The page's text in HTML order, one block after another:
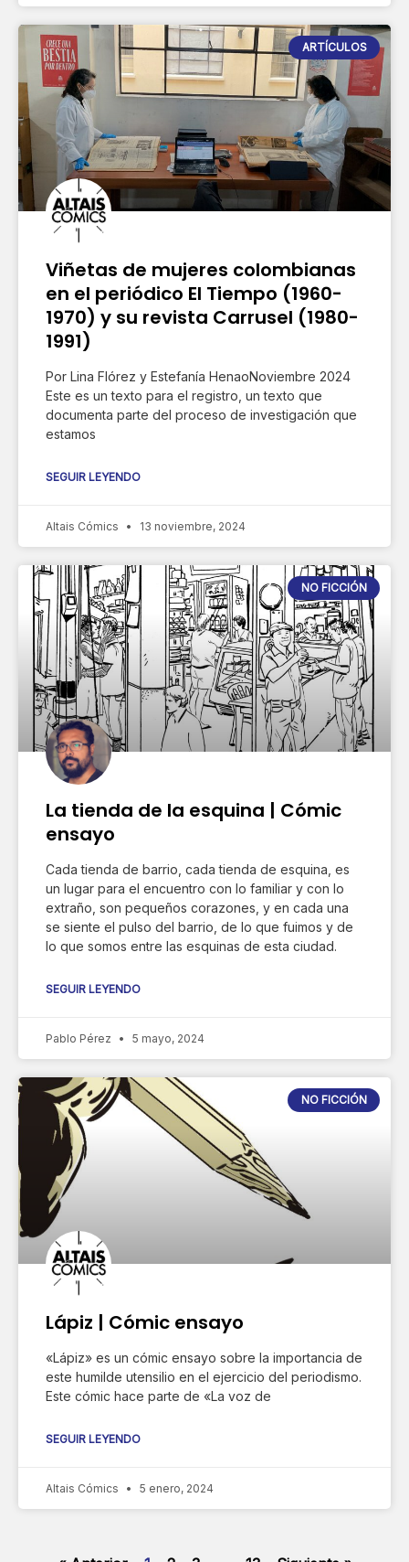
ARTÍCULOS
Viñetas de mujeres colombianas
en el periódico El Tiempo (1960-
1970) y su revista Carrusel (1980-
1991)
Por Lina Flórez y Estefanía HenaoNoviembre 2024
Este es un texto para el registro, un texto que
documenta parte del proceso de investigación que
estamos
SEGUIR LEYENDO
Altais Cómics 13 noviembre, 2024
NO FICCIÓN
La tienda de la esquina | Cómic
ensayo
Cada tienda de barrio, cada tienda de esquina, es
un lugar para el encuentro con lo familiar y con lo
extraño, son pequeños corazones, y en cada una
se siente el pulso del barrio, de lo que fuimos y de
lo que somos entre las esquinas de esta ciudad.
SEGUIR LEYENDO
Pablo Pérez 5 mayo, 2024
NO FICCIÓN
Lápiz | Cómic ensayo
«Lápiz» es un cómic ensayo sobre la importancia de
este humilde utensilio en el ejercicio del periodismo.
Este cómic hace parte de «La voz de
SEGUIR LEYENDO
Altais Cómics 5 enero, 2024